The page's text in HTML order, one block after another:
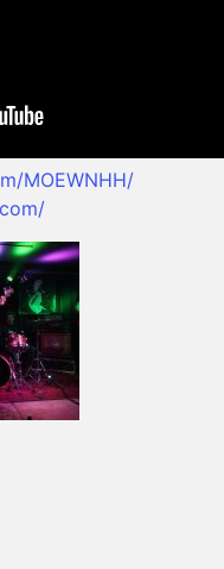
MOEWNHH/